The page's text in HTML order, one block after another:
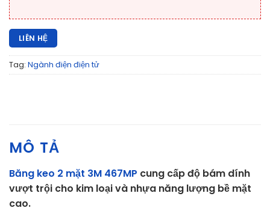
LIÊN HỆ
Tag: Ngành điện điện tử
MÔ TẢ
Băng keo 2 mặt 3M 467MP cung cấp độ bám dính
vượt trội cho kim loại và nhựa năng lượng bề mặt
cao.